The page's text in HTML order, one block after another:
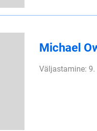
Michael
Väljastamine: